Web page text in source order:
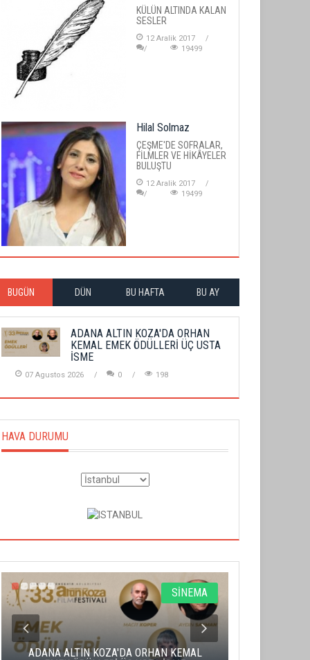
KÜLÜN ALTINDA KALAN
SESLER
12 Aralik 2017
19499
Hilal Solmaz
ÇEŞME'DE SOFRALAR,
FİLMLER VE HİKÂYELER
BULUŞTU
12 Aralik 2017
19499
BUGÜN DÜN BU HAFTA BU AY
ADANA ALTIN KOZA'DA ORHAN
KEMAL EMEK ÖDÜLLERİ ÜÇ USTA
İSME
07 Agustos 2026 0 198
HAVA DURUMU
SİNEMA
ADANA ALTIN KOZA'DA ORHAN KEMAL